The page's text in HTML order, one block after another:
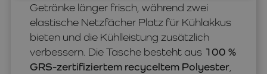
Getränke länger frisch, während zwei
elastische Netzfächer Platz für Kühlakkus
bieten und die Kühlleistung zusätzlich
verbessern. Die Tasche besteht aus 100 %
GRS-zertifiziertem recyceltem Polyester,